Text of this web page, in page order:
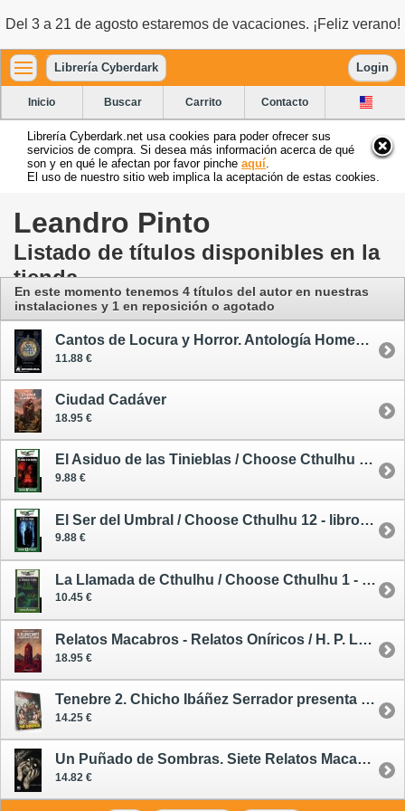
Del 3 a 21 de agosto estaremos de vacaciones. ¡Feliz verano!
Librería Cyberdark Login
Inicio Buscar Carrito Contacto
Librería Cyberdark.net usa cookies para poder ofrecer sus
servicios de compra. Si desea más información acerca de qué
son y en qué le afectan por favor pinche aquí
El uso de nuestro sitio web implica la aceptación de estas cookies.
Leandro Pinto
Listado de títulos disponibles en la
tienda
En este momento tenemos 4 títulos del autoren nuestras
instalaciones y 1 en reposición o agotado
Cantos de Locura y Horror. Antología Homenaje a H. P. Lovecraft
11.88 €
Ciudad Cadáver
18.95 €
El Asiduo de las Tinieblas / Choose Cthulhu 11 - libro juego
9.88 €
El Ser del Umbral / Choose Cthulhu 12 - libro juego
9.88 €
La Llamada de Cthulhu / Choose Cthulhu 1 - libro juego
10.45 €
Relatos Macabros - Relatos Oníricos / H. P. Lovecraft: La Reinvención del Horror 1
18.95 €
Tenebre 2. Chicho Ibáñez Serrador presenta Historias para No Dormir
14.25 €
Un Puñado de Sombras. Siete Relatos Macabros
14.82 €